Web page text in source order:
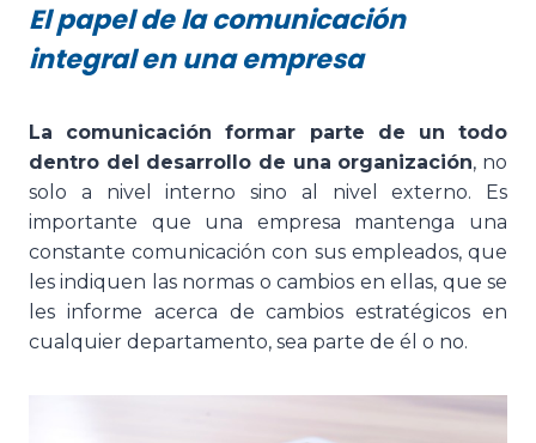
El papel de la comunicación
integral en una empresa
La comunicación formar parte de un todo
dentro del desarrollo de una organización, no
solo a nivel interno sino al nivel externo. Es
importante que una empresa mantenga una
constante comunicación con sus empleados, que
les indiquen las normas o cambios en ellas, que se
les informe acerca de cambios estratégicos en
cualquier departamento, sea parte de él o no.